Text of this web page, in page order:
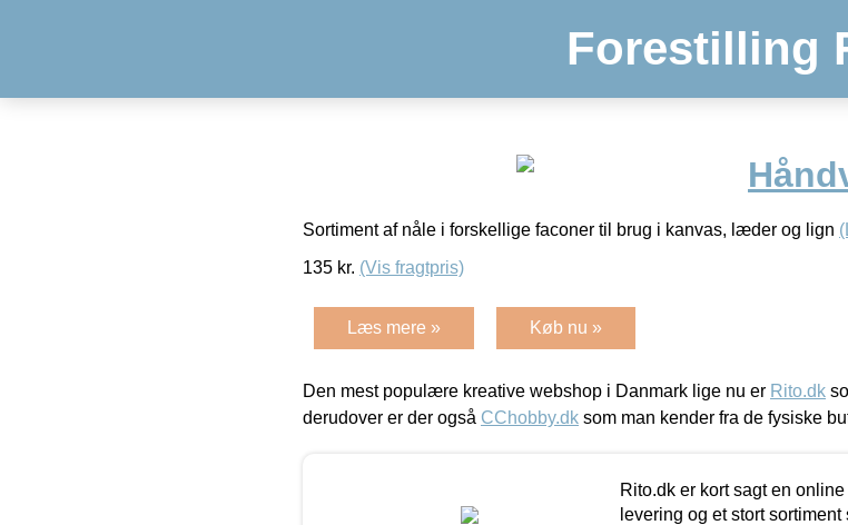
Forestilling
Sortiment af nåle i forskellige faconer til brug i kanvas, læder og lign
135 kr. (Vis fragtpris)
Læs mere » Køb nu »
Den mest populære kreative webshop i Danmark lige nu er Rito.dk
derudover er der også CChobby.dk som man kender fra de fysiske
Rito.dk er kort sagt en
levering og et stort